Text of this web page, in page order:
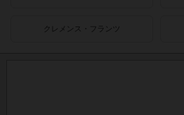
クレメンス・フランツ